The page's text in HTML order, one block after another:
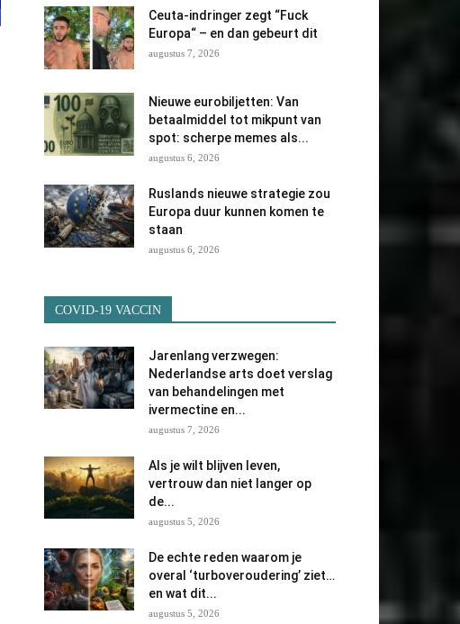
Ceuta-indringer zegt “Fuck
Europa“ – en dan gebeurt dit
augustus 7, 2026
Nieuwe eurobiljetten: Van
betaalmiddel tot mikpunt van
spot: scherpe memes als...
augustus 6, 2026
Ruslands nieuwe strategie zou
Europa duur kunnen komen te
staan
augustus 6, 2026
COVID-19 VACCIN
Jarenlang verzwegen:
Nederlandse arts doet verslag
van behandelingen met
ivermectine en...
augustus 7, 2026
Als je wilt blijven leven,
vertrouw dan niet langer op
de...
augustus 5, 2026
De echte reden waarom je
overal ‘turboveroudering’ ziet…
en wat dit...
augustus 5, 2026